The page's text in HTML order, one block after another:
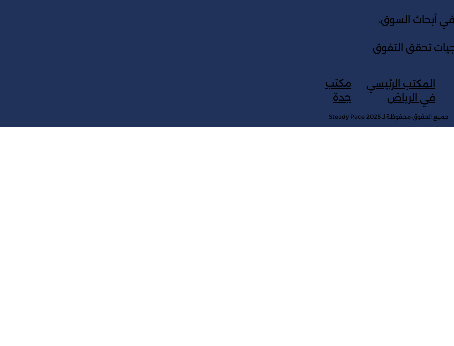
أبحاث السوق،
تحقق التفوق
مكتب
جدة
المكتب الرئيسي
في الرياض
جميع الحقوق محفوظة لـ Steady Pace 2025